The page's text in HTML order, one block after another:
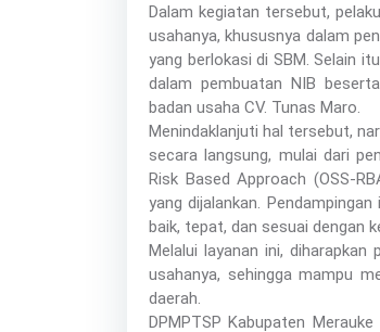
Dalam kegiatan tersebut,
usahanya, khususnya dalam
yang berlokasi di SBM. Selain
dalam pembuatan NIB
badan usaha CV. Tunas Maro.
Menindaklanjuti hal tersebut,
secara langsung, mulai dari
Risk Based Approach (OSS-
yang dijalankan.
baik, tepat, dan sesuai dengan
Melalui layanan ini,
usahanya, sehingga mampu
daerah.
DPMPTSP Kabupaten